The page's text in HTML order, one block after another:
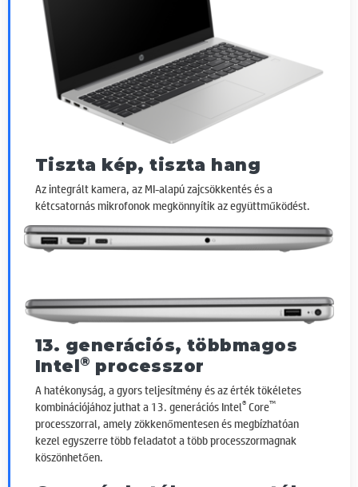
Tiszta kép, tiszta hang
Az integrált kamera, az MI-alapú zajcsökkentés és a
kétcsatornás mikrofonok megkönnyítik az együttműködést.
13. generációs, többmagos
Intel® processzor
A hatékonyság, a gyors teljesítmény és az érték tökéletes
kombinációjához juthat a 13. generációs Intel®Core™
processzorral, amely zökkenőmentesen és megbízhatóan
kezel egyszerre több feladatot a több processzormagnak
köszönhetően.